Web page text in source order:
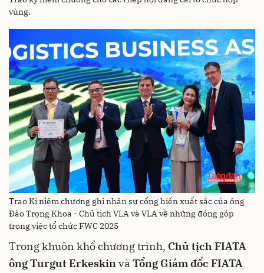
vùng.
Trao Kỉ niệm chương ghi nhận sự cống hiến xuất sắc của ông
Đào Trọng Khoa - Chủ tich VLA và VLA về những đóng góp
trong việc tổ chức FWC 2025
Trong khuôn khổ chương trình, Chủ tịch FIATA
ông Turgut Erkeskin và Tổng Giám đốc FIATA